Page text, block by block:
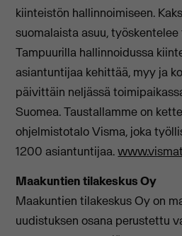
kiinteistön hallinnoimiseen.
suomalaista asuu,
Tampuurilla hallinnoidussa
asiantuntijaa kehittää, myy ja
päivittäin neljässä
Suomea. Taustallamme on
ohjelmistotalo Visma, joka
1200 asiantuntijaa.
Maakuntien tilakeskus Oy
Maakuntien tilakeskus Oy on
uudistuksen osana perustettu